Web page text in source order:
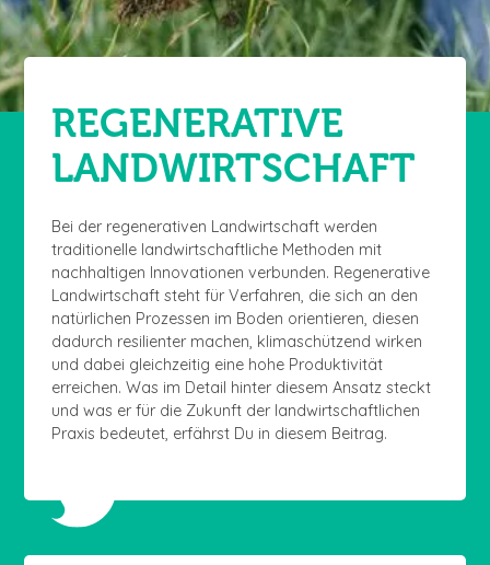
REGENERATIVE
LANDWIRTSCHAFT
Bei der regenerativen Landwirtschaft werden
traditionelle landwirtschaftliche Methoden mit
nachhaltigen Innovationen verbunden. Regenerative
Landwirtschaft steht für Verfahren, die sich an den
natürlichen Prozessen im Boden orientieren, diesen
dadurch resilienter machen, klimaschützend wirken
und dabei gleichzeitig eine hohe Produktivität
erreichen. Was im Detail hinter diesem Ansatz steckt
und was er für die Zukunft der landwirtschaftlichen
Praxis bedeutet, erfährst Du in diesem Beitrag.